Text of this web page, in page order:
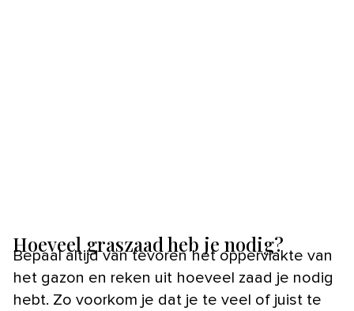
Hoeveel graszaad heb je nodig?
Bepaal altijd van tevoren het oppervlakte van
het gazon en reken uit hoeveel zaad je nodig
hebt. Zo voorkom je dat je te veel of juist te